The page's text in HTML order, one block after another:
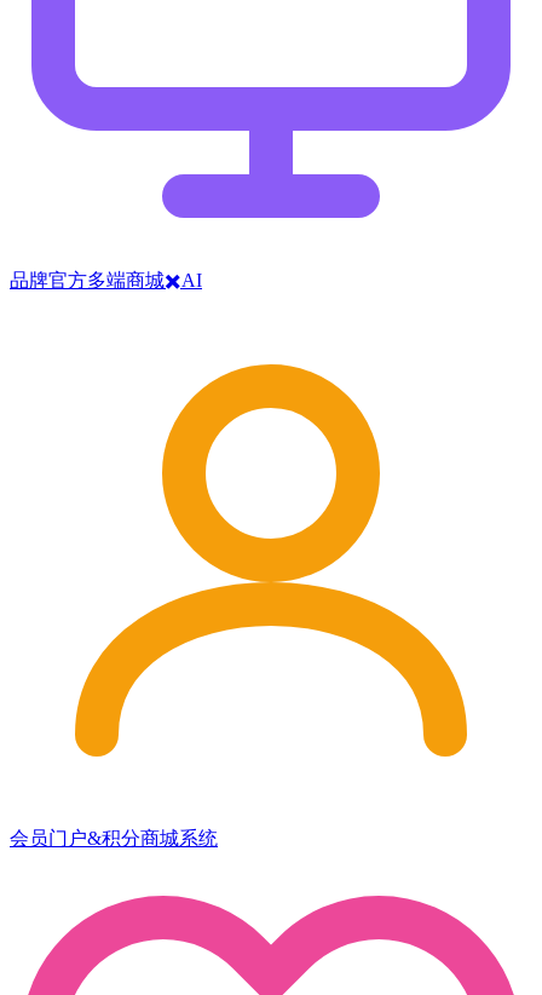
品牌官方多端商城✖️AI
会员门户&积分商城系统